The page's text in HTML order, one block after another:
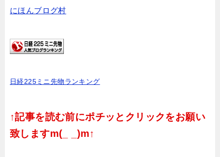
にほんブログ村
日経225ミニ先物ランキング
↑記事を読む前にポチッとクリックをお願い
致しますm(_ _)m↑